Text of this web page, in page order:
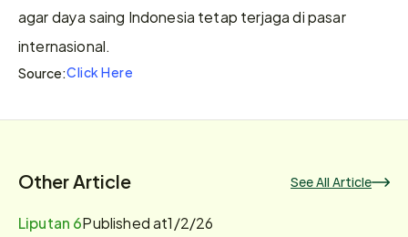
agar daya saing Indonesia tetap terjaga di pasar
internasional.
Source:Click Here
Other Article See All Article
Liputan 6Published at1/2/26